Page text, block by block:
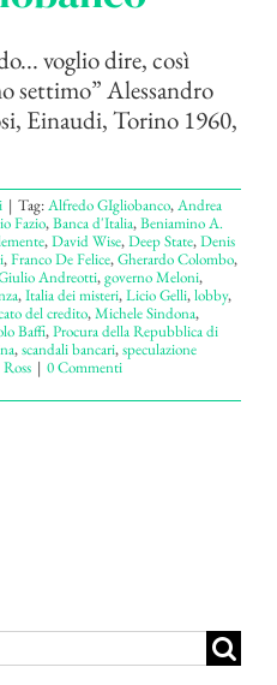
voglio dire, così
settimo” Alessandro
Einaudi, Torino 1960,
| Tag:Alfredo GIgliobanco,Andrea
Fazio,Banca d'Italia,Beniamino A.
,David Wise,Deep State,Denis
,Franco De Felice,Gherardo Colombo,
Andreotti,governo Meloni,
,Italia dei misteri,Licio Gelli,lobby,
del credito,Michele Sindona,
Baffi,Procura della Repubblica di
,scandali bancari,speculazione
| 0 Commenti